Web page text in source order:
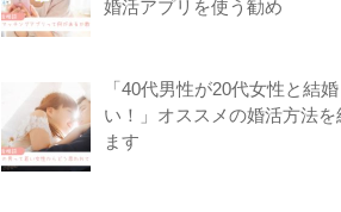
婚活アプリを使う勧め
「40代男性が20代女性と結
い！」オススメの婚活方法を
ます